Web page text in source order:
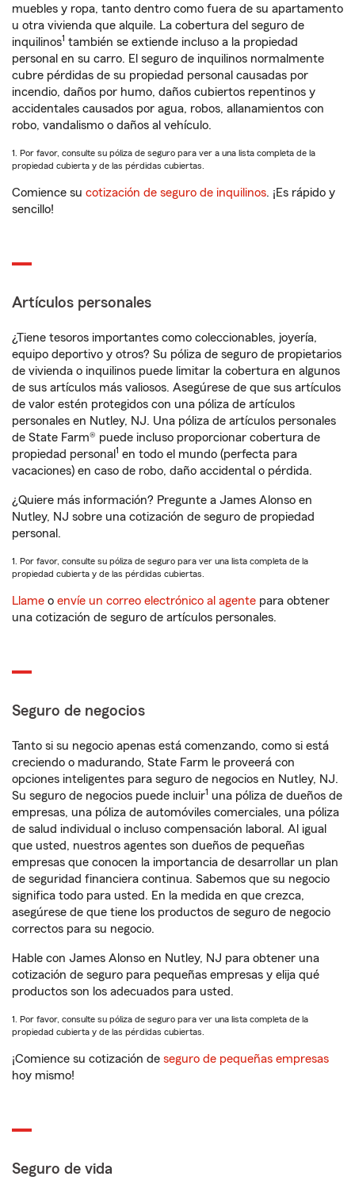
muebles y ropa, tanto dentro como fuera de su apartamento
u otra vivienda que alquile. La cobertura del seguro de
inquilinos1 también se extiende incluso a la propiedad
personal en su carro. El seguro de inquilinos normalmente
cubre pérdidas de su propiedad personal causadas por
incendio, daños por humo, daños cubiertos repentinos y
accidentales causados por agua, robos, allanamientos con
robo, vandalismo o daños al vehículo.
1. Por favor, consulte su póliza de seguro para ver a una lista completa de la
propiedad cubierta y de las pérdidas cubiertas.
Comience su cotización de seguro de inquilinos. ¡Es rápido y
sencillo!
Artículos personales
¿Tiene tesoros importantes como coleccionables, joyería,
equipo deportivo y otros? Su póliza de seguro de propietarios
de vivienda o inquilinos puede limitar la cobertura en algunos
de sus artículos más valiosos. Asegúrese de que sus artículos
de valor estén protegidos con una póliza de artículos
personales en Nutley, NJ. Una póliza de artículos personales
de State Farm® puede incluso proporcionar cobertura de
propiedad personal 1 en todo el mundo (perfecta para
vacaciones) en caso de robo, daño accidental o pérdida.
¿Quiere más información? Pregunte a James Alonso en
Nutley, NJ sobre una cotización de seguro de propiedad
personal.
1. Por favor, consulte su póliza de seguro para ver una lista completa de la
propiedad cubierta y de las pérdidas cubiertas.
Llame o envíe un correo electrónico al agente para obtener
una cotización de seguro de artículos personales.
Seguro de negocios
Tanto si su negocio apenas está comenzando, como si está
creciendo o madurando, State Farm le proveerá con
opciones inteligentes para seguro de negocios en Nutley, NJ.
Su seguro de negocios puede incluir1 una póliza de dueños de
empresas, una póliza de automóviles comerciales, una póliza
de salud individual o incluso compensación laboral. Al igual
que usted, nuestros agentes son dueños de pequeñas
empresas que conocen la importancia de desarrollar un plan
de seguridad financiera continua. Sabemos que su negocio
significa todo para usted. En la medida en que crezca,
asegúrese de que tiene los productos de seguro de negocio
correctos para su negocio.
Hable con James Alonso en Nutley, NJ para obtener una
cotización de seguro para pequeñas empresas y elija qué
productos son los adecuados para usted.
1. Por favor, consulte su póliza de seguro para ver una lista completa de la
propiedad cubierta y de las pérdidas cubiertas.
¡Comience su cotización de seguro de pequeñas empresas
hoy mismo!
Seguro de vida